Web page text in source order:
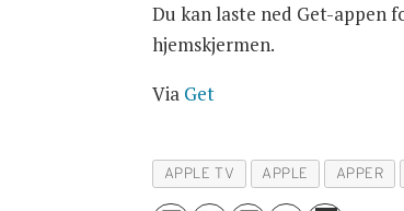
Du kan laste ned Get-appen
hjemskjermen.
Via Get
APPLE TV APPLE APPER